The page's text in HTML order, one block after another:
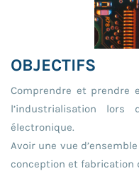
OBJECTIFS
Comprendre et prendre
l’industrialisation
électronique.
Avoir une vue
conception et fabrication